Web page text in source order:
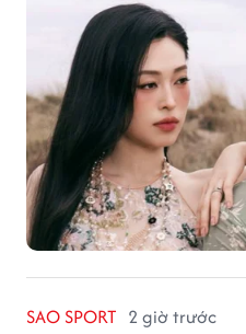
SAO SPORT 2 giờ trước